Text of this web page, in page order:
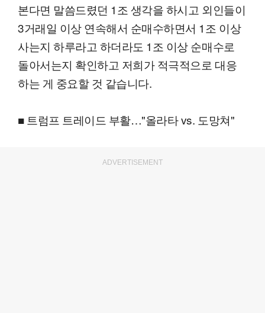
본다면 말씀드렸던 1조 생각을 하시고 외인들이
3거래일 이상 연속해서 순매수하면서 1조 이상
사는지 하루라고 하더라도 1조 이상 순매수로
돌아서는지 확인하고 저희가 적극적으로 대응
하는 게 중요할 것 같습니다.
■ 트럼프 트레이드 부활…"올라타 vs. 도망쳐"
ADVERTISEMENT